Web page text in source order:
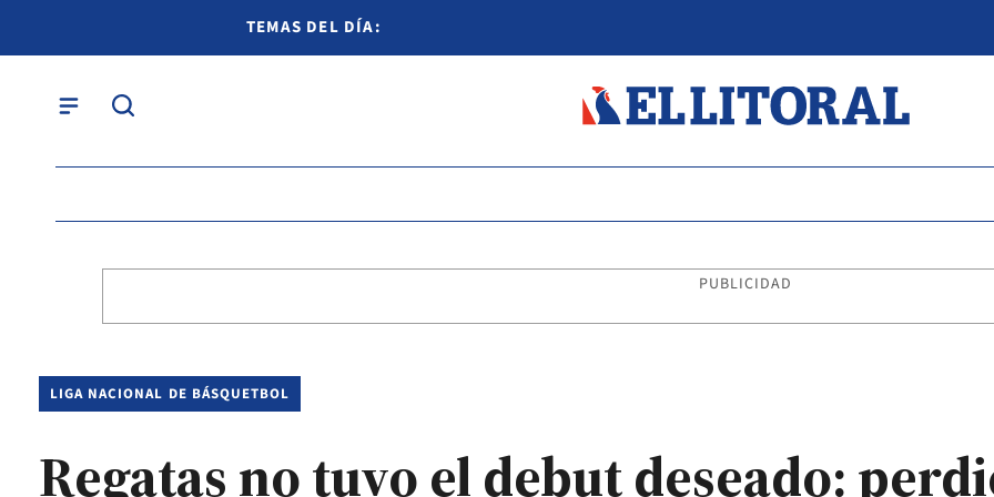
TEMAS DEL DÍA:
PUBLICIDAD
LIGA NACIONAL DE BÁSQUETBOL
Regatas no tuvo el debut deseado: